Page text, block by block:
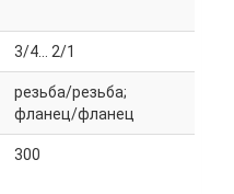
3/4… 2/1
резьба/резьба;
фланец/фланец
300